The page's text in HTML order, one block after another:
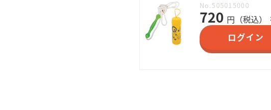
No.505015000
720 円（税込）
ログイン